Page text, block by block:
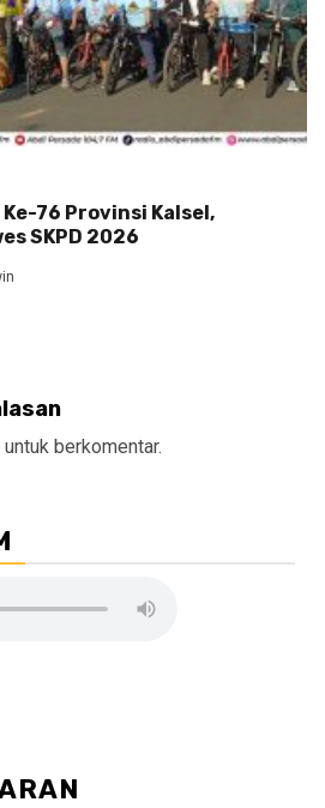
76 Provinsi Kalsel,
SKPD 2026
untuk berkomentar.